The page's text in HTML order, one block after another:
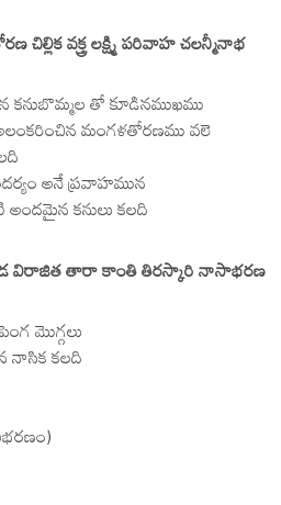
చిల్లిక వక్త్ర లక్ష్మి పరివాహ చలన్మీనాభ
కనుబొమ్మల తో కూడినముఖము
మంగళతోరణము వలె
అనే ప్రవాహమున
కనులు కలది
విరాజిత తారా కాంతి తిరస్కారి నాసాభరణ
మొగ్గలు
నాసిక కలది